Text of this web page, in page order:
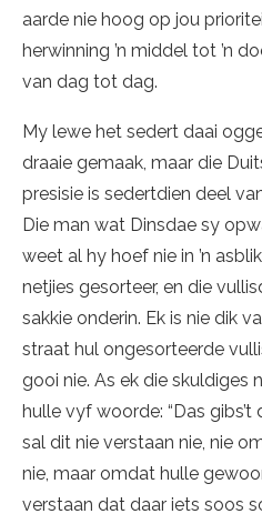
aarde nie hoog op jou
herwinning ’n middel tot ’n
van dag tot dag.
My lewe het sedert daai
draaie gemaak, maar die
presisie is sedertdien deel
Die man wat Dinsdae sy
weet al hy hoef nie in ’n
netjies gesorteer, en die
sakkie onderin. Ek is nie dik
straat hul ongesorteerde
gooi nie. As ek die skuldiges
hulle vyf woorde: “Das gibs’t
sal dit nie verstaan nie, nie
nie, maar omdat hulle
verstaan dat daar iets soos